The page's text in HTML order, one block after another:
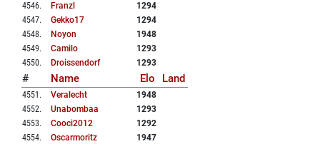
4546. Franzl
1294
4547. Gekko17
1294
4548. Noyon
1948
4549. Camilo
1293
4550. Droissendorf 1293
# Name Elo Land
4551 . Veralecht
1948
4552. Unabombaa
1293
4553. Cooci2012
1292
4554. Oscarmoritz
1947